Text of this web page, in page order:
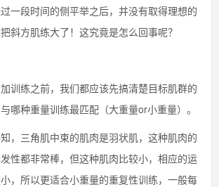
一段时间的侧平举之后，并没有取得理想的
斜方肌练大了！这究竟是怎么回事呢？
训练之前，我们都应该先搞清楚目标肌群的
哪种重量训练最匹配（大重量or小重量）。
，三角肌中束的肌肉是羽状肌，这种肌肉的
性都非常棒，但这种肌肉比较小，相应的运
，所以更适合小重量的重复性训练，一般每